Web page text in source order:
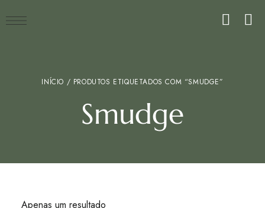
INÍCIO / PRODUTOS ETIQUETADOS COM “SMUDGE”
Smudge
Apenas um resultado